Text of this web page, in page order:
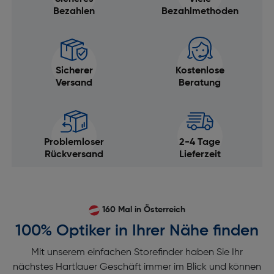
Bezahlen
Bezahlmethoden
Sicherer
Versand
Kostenlose
Beratung
Problemloser
Rückversand
2-4 Tage
Lieferzeit
160 Mal in Österreich
100% Optiker in Ihrer Nähe finden
Mit unserem einfachen Storefinder haben Sie Ihr
nächstes Hartlauer Geschäft immer im Blick und können